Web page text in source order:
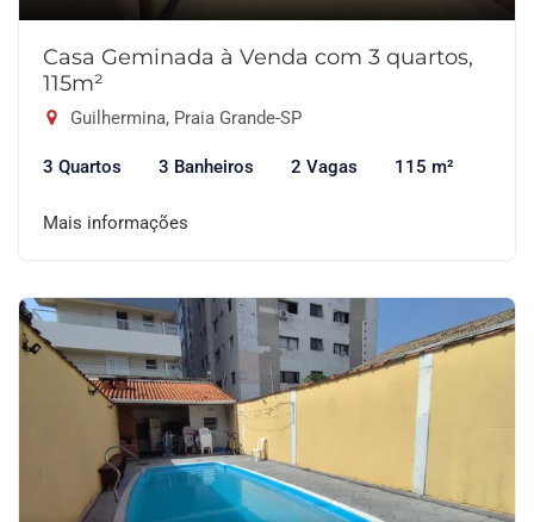
Casa Geminada à Venda com 3 quartos,
115m²
Guilhermina, Praia Grande-SP
3 Quartos 3 Banheiros 2 Vagas 115 m²
Mais informações